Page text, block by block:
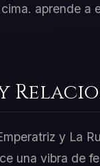
aprende a
y La
una vibra de